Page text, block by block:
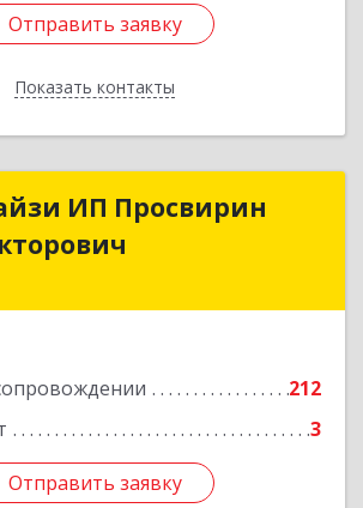
Отправить заявку
Показать контакты
Отправить заявку
Назад
ИП Просвирин
212
3
Отправить заявку
ИП Просвирин
Денис Викторович
Подробнее
Отправить заявку